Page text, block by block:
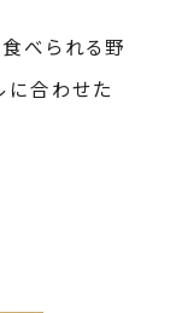
べられる野
に合わせた